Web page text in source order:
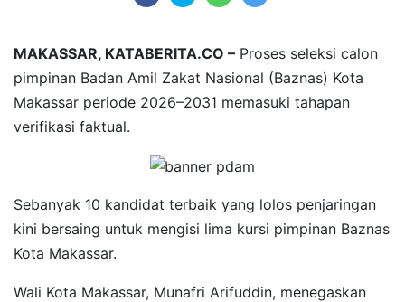
MAKASSAR, KATABERITA.CO – Proses seleksi calon
pimpinan Badan Amil Zakat Nasional (Baznas) Kota
Makassar periode 2026–2031 memasuki tahapan
verifikasi faktual.
Sebanyak 10 kandidat terbaik yang lolos penjaringan
kini bersaing untuk mengisi lima kursi pimpinan Baznas
Kota Makassar.
Wali Kota Makassar, Munafri Arifuddin, menegaskan